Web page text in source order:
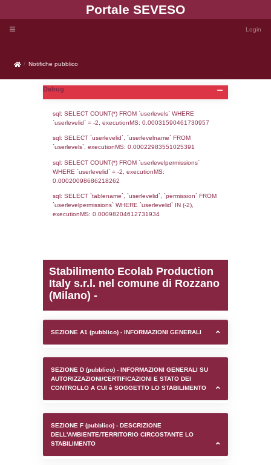
Portale
Notifiche pubblico
Notifiche pubblico
Debug
sql: SELECT COUNT(*) FROM `userlevels`
sql: SELECT `userlevelid`, `userlevelname`
0.00020098686218262
sql: SELECT `tablename`, `userlevelid`,
executionMS: 0.00098204612731934
Stabilimento Ecolab
Italy s.r.l. nel comune di
(Milano) -